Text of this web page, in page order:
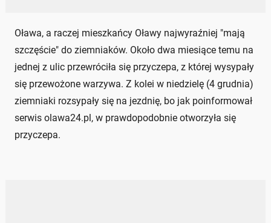
Oława, a raczej mieszkańcy Oławy najwyraźniej "mają
szczęście" do ziemniaków. Około dwa miesiące temu na
jednej z ulic przewróciła się przyczepa, z której wysypały
się przewożone warzywa. Z kolei w niedzielę (4 grudnia)
ziemniaki rozsypały się na jezdnię, bo jak poinformował
serwis olawa24.pl, w prawdopodobnie otworzyła się
przyczepa.